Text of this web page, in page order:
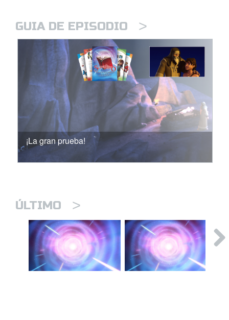
GUIA DE EPISODIO >
¡La gran prueba!
ÚLTIMO >